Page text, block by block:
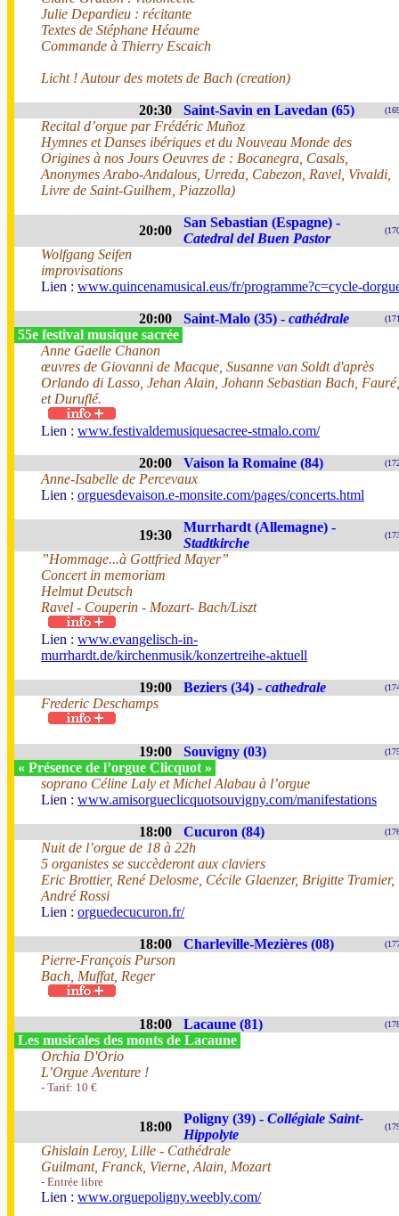
Julie Depardieu : récitante
Textes de Stéphane Héaume
Commande à Thierry Escaich
Licht ! Autour des motets de Bach (creation)
20:30 Saint-Savin en Lavedan (65)
Recital d’orgue par Frédéric Muñoz
Hymnes et Danses ibériques et du Nouveau Monde des
Origines à nos Jours Oeuvres de : Bocanegra, Casals,
Anonymes Arabo-Andalous, Urreda, Cabezon, Ravel, Vivaldi,
Livre de Saint-Guilhem, Piazzolla)
20:00
San Sebastian (Espagne) -
Catedral del Buen Pastor
Wolfgang Seifen
improvisations
Lien : www.quincenamusical.eus/fr/programme?c=cycle-
20:00 Saint-Malo (35) - cathédrale
55e festival musique sacrée
Anne Gaelle Chanon
œuvres de Giovanni de Macque, Susanne van Soldt d'après
Orlando di Lasso, Jehan Alain, Johann Sebastian Bach, Fauré,
et Duruflé.
Lien : www.festivaldemusiquesacree-stmalo.com/
20:00 Vaison la Romaine (84)
Anne-Isabelle de Percevaux
Lien : orguesdevaison.e-monsite.com/pages/concerts.html
19:30
Murrhardt (Allemagne) -
Stadtkirche
”Hommage...à Gottfried Mayer”
Concert in memoriam
Helmut Deutsch
Ravel - Couperin - Mozart- Bach/Liszt
Lien : www.evangelisch-in-
murrhardt.de/kirchenmusik/konzertreihe-aktuell
19:00 Beziers (34) - cathedrale
Frederic Deschamps
19:00 Souvigny (03)
« Présence de l’orgue Clicquot »
soprano Céline Laly et Michel Alabau à l’orgue
Lien : www.amisorgueclicquotsouvigny.com/manifestations
18:00 Cucuron (84)
Nuit de l’orgue de 18 à 22h
5 organistes se succèderont aux claviers
Eric Brottier, René Delosme, Cécile Glaenzer, Brigitte Tramier,
André Rossi
Lien : orguedecucuron.fr/
18:00 Charleville-Mezières (08)
Pierre-François Purson
Bach, Muffat, Reger
18:00 Lacaune (81)
Les musicales des monts de Lacaune
Orchia D'Orio
L’Orgue Aventure !
- Tarif: 10 €
18:00
Poligny (39) - Collégiale Saint-
Hippolyte
Ghislain Leroy, Lille - Cathédrale
Guilmant, Franck, Vierne, Alain, Mozart
- Entrée libre
Lien : www.orguepoligny.weebly.com/